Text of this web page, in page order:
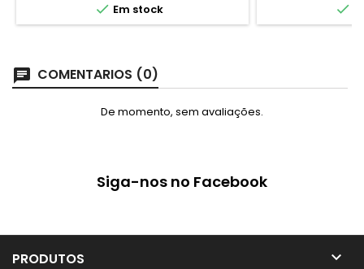
 Em stock 
COMENTARIOS (0)
De momento, sem avaliações.
Siga-nos no Facebook
PRODUTOS 